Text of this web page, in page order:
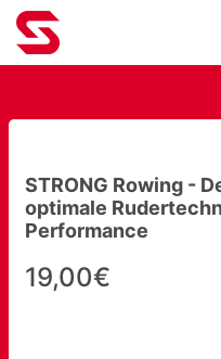
STRONG Rowing -
optimale
Performance
19,00€